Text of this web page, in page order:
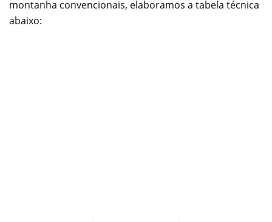
montanha convencionais, elaboramos a tabela técnica
abaixo: